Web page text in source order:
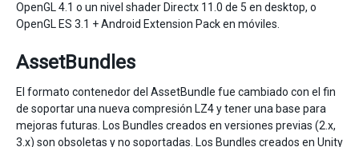
OpenGL 4.1 o un nivel shader Directx 11.0 de 5 en desktop, o
OpenGL ES 3.1 + Android Extension Pack en móviles.
AssetBundles
El formato contenedor del AssetBundle fue cambiado con el fin
de soportar una nueva compresión LZ4 y tener una base para
mejoras futuras. Los Bundles creados en versiones previas (2.x,
3.x) son obsoletas y no soportadas. Los Bundles creados en Unity